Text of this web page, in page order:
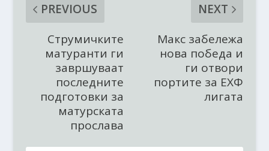
PREVIOUS
Струмичките
матуранти ги
завршуваат
последните
подготовки за
матурската
прослава
NEXT
Макс забележа
нова победа и
ги отвори
портите за ЕХФ
лигата